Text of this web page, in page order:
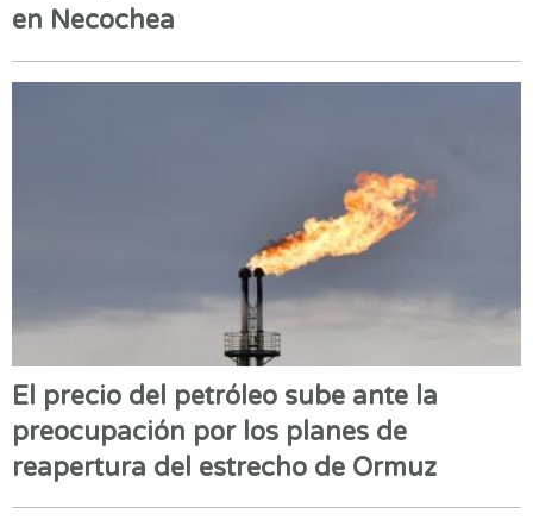
en Necochea
El precio del petróleo sube ante la
preocupación por los planes de
reapertura del estrecho de Ormuz